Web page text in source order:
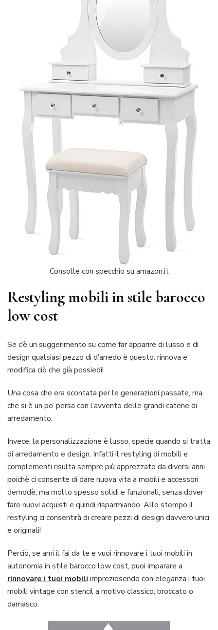
Consolle con specchio su amazon.it
Restyling mobili in stile barocco
low cost
Se c’è un suggerimento su come far apparire di lusso e di
design qualsiasi pezzo di d’arredo è questo: rinnova e
modifica ciò che già possiedi!
Una cosa che era scontata per le generazioni passate, ma
che si è un po’ persa con l’avvento delle grandi catene di
arredamento.
Invece, la personalizzazione è lusso, specie quando si tratta
di arredamento e design. Infatti il restyling di mobili e
complementi risulta sempre più apprezzato da diversi anni
poichè ci consente di dare nuova vita a mobili e accessori
demodè, ma molto spesso solidi e funzionali, senza dover
fare nuovi acquisti e quindi risparmiando. Allo stempo il
restyling ci consentirà di creare pezzi di design davvero unici
e originali!
Perciò, se ami il fai da te e vuoi rinnovare i tuoi mobili in
autonomia in stile barocco low cost, puoi imparare a
rinnovare i tuoi mobili impreziosendo con eleganza i tuoi
mobili vintage con stencil a motivo classico, broccato o
damasco.